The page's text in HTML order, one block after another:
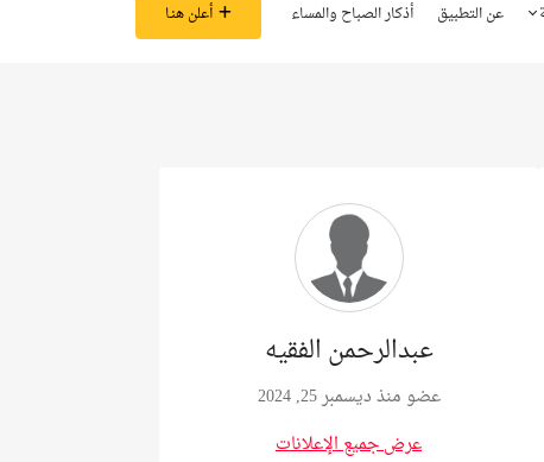
عن التطبيق أذكار الصباح والمساء أعلن هنـا
عبدالرحمن الفقيه
عضو منذ ديسمبر 25, 2024
عرض جميع الإعلانات